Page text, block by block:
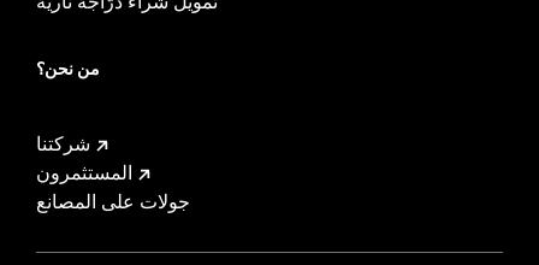
من نحن؟
شركتنا
المستثمرون
جولات على المصانع